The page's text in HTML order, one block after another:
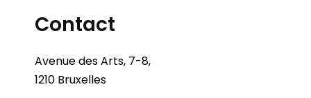
Contact
Avenue des Arts, 7-8,
1210 Bruxelles